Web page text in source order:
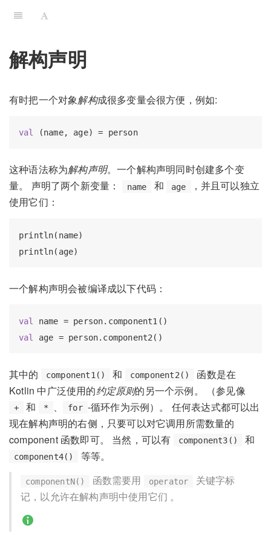
解构声明
有时把一个对象解构成很多变量会很方便，例如:
val (name, age) = person
这种语法称为解构声明。一个解构声明同时创建多个变
量。 声明了两个新变量：
name 和 age
，并且可以独立
使用它们：
println(name)
一个解构声明会被编译成以下代码：
val
val
其中的 component1() 和 component2()
函数是在
Kotlin 中广泛使用的约定原则的另一个示例。 （参见像
+ 和 * 、 for -循环作为示例）。 任何表达式都可以出
现在解构声明的右侧，只要可以对它调用所需数量的
component 函数即可。 当然，可以有
component3() 和
component4() 等等。
componentN() 函数需要用 operator
关键字标
记，以允许在解构声明中使用它们 。